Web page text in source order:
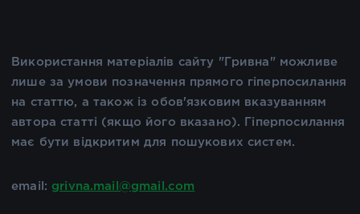
Використання матеріалів сайту "Гривна" можливе
лише за умови позначення прямого гіперпосилання
на статтю, а також із обов'язковим вказуванням
автора статті (якщо його вказано). Гіперпосилання
має бути відкритим для пошукових систем.
email: grivna.mail@gmail.com